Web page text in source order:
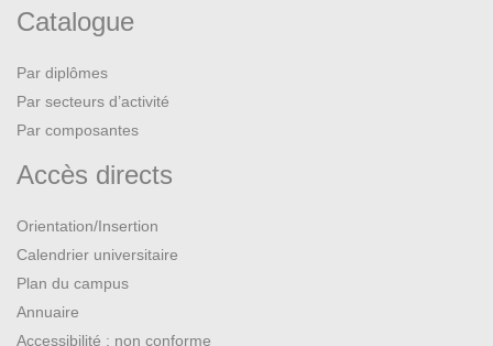
Catalogue
Par diplômes
Par secteurs d’activité
Par composantes
Accès directs
Orientation/Insertion
Calendrier universitaire
Plan du campus
Annuaire
Accessibilité : non conforme